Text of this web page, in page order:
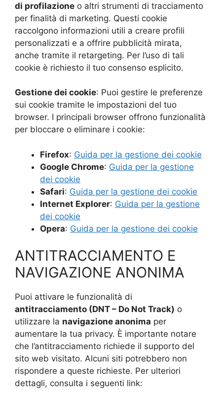
di profilazione o altri strumenti di tracciamento
per finalità di marketing. Questi cookie
raccolgono informazioni utili a creare profili
personalizzati e a offrire pubblicità mirata,
anche tramite il retargeting. Per l’uso di tali
cookie è richiesto il tuo consenso esplicito.
Gestione dei cookie: Puoi gestire le preferenze
sui cookie tramite le impostazioni del tuo
browser. I principali browser offrono funzionalità
per bloccare o eliminare i cookie:
Firefox: Guida per la gestione dei cookie
Google Chrome: Guida per la gestione
dei cookie
Safari: Guida per la gestione dei cookie
Internet Explorer: Guida per la gestione
dei cookie
Opera: Guida per la gestione dei cookie
ANTITRACCIAMENTO E
NAVIGAZIONE ANONIMA
Puoi attivare le funzionalità di
antitracciamento (DNT – Do Not Track) o
utilizzare la navigazione anonima per
aumentare la tua privacy. È importante notare
che l’antitracciamento richiede il supporto del
sito web visitato. Alcuni siti potrebbero non
rispondere a queste richieste. Per ulteriori
dettagli, consulta i seguenti link: